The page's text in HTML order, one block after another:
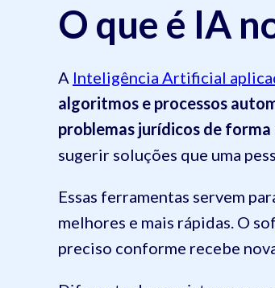
O que é IA
A Inteligência Artificial
algoritmos e processos
problemas jurídicos de
sugerir soluções que uma
Essas ferramentas servem
melhores e mais rápidas. O
preciso conforme recebe